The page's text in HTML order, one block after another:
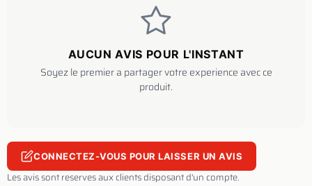
AUCUN AVIS POUR L'INSTANT
Soyez le premier a partager votre experience avec ce
produit.
CONNECTEZ-VOUS POUR LAISSER UN AVIS
Les avis sont reserves aux clients disposant d'un compte.